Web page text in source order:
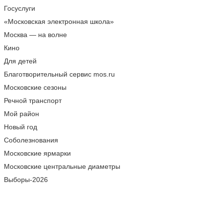
Госуслуги
«Московская электронная школа»
Москва — на волне
Кино
Для детей
Благотворительный сервис mos.ru
Московские сезоны
Речной транспорт
Мой район
Новый год
Соболезнования
Московские ярмарки
Московские центральные диаметры
Выборы-2026